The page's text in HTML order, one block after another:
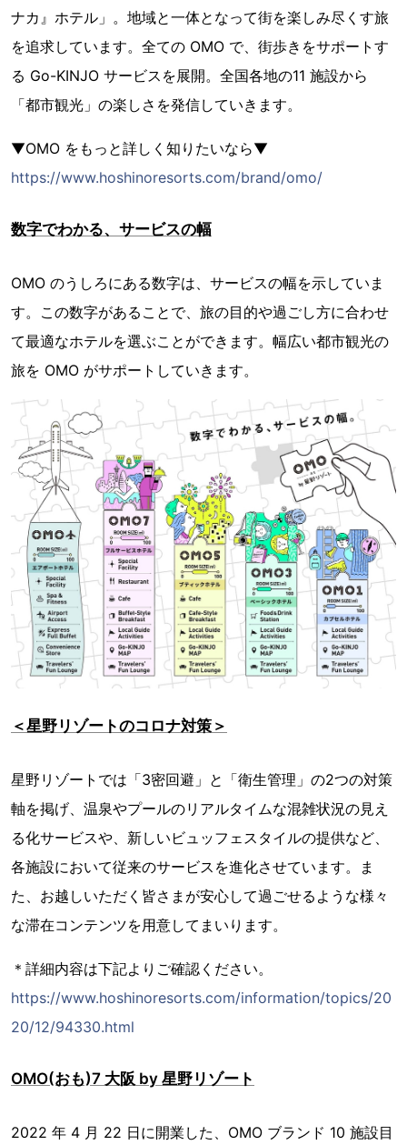
ナカ』ホテル」。地域と一体となって街を楽しみ尽くす旅
を追求しています。全ての OMO で、街歩きをサポートす
る Go-KINJO サービスを展開。全国各地の11 施設から
「都市観光」の楽しさを発信していきます。
▼OMO をもっと詳しく知りたいなら▼
https://www.hoshinoresorts.com/brand/omo/
数字でわかる、サービスの幅
OMO のうしろにある数字は、サービスの幅を示していま
す。この数字があることで、旅の目的や過ごし方に合わせ
て最適なホテルを選ぶことができます。幅広い都市観光の
旅を OMO がサポートしていきます。
＜星野リゾートのコロナ対策＞
星野リゾートでは「3密回避」と「衛生管理」の2つの対策
軸を掲げ、温泉やプールのリアルタイムな混雑状況の見え
る化サービスや、新しいビュッフェスタイルの提供など、
各施設において従来のサービスを進化させています。ま
た、お越しいただく皆さまが安心して過ごせるような様々
な滞在コンテンツを用意してまいります。
＊詳細内容は下記よりご確認ください。
https://www.hoshinoresorts.com/information/topics/20
20/12/94330.html
OMO(おも)7 大阪 by 星野リゾート
2022 年 4 月 22 日に開業した、OMO ブランド 10 施設目